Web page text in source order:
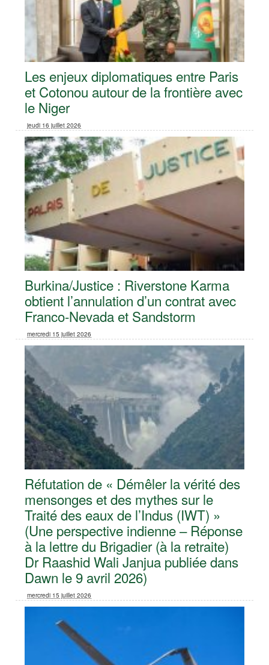
Les enjeux diplomatiques entre Paris
et Cotonou autour de la frontière avec
le Niger
jeudi 16 juillet 2026
Burkina/Justice : Riverstone Karma
obtient l’annulation d’un contrat avec
Franco-Nevada et Sandstorm
mercredi 15 juillet 2026
Réfutation de « Démêler la vérité des
mensonges et des mythes sur le
Traité des eaux de l’Indus (IWT) »
(Une perspective indienne – Réponse
à la lettre du Brigadier (à la retraite)
Dr Raashid Wali Janjua publiée dans
Dawn le 9 avril 2026)
mercredi 15 juillet 2026